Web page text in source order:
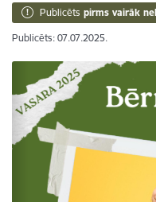
Publicēts pirms vairāk
Publicēts: 07.07.2025.